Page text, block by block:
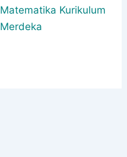
Matematika Kurikulum
Merdeka